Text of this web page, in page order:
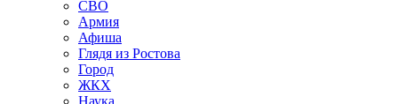
СВО
Армия
Афиша
Глядя из Ростова
Город
ЖКХ
Наука